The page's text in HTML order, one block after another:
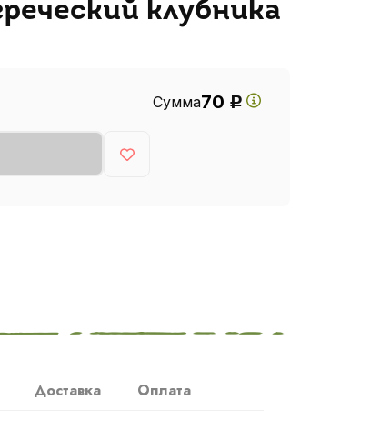
клубника
Сумма70 Р
Доставка Оплата